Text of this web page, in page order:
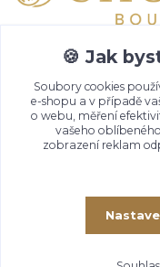
+ 420 777 653 501
🍪 Jak
Soubory cookies
e-shopu a v případě
o webu, měření
vašeho
zobrazení reklam